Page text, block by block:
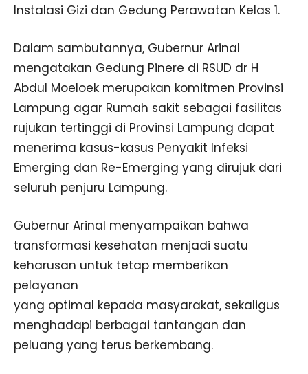
Instalasi Gizi dan Gedung Perawatan Kelas 1.
Dalam sambutannya, Gubernur Arinal
mengatakan Gedung Pinere di RSUD dr H
Abdul Moeloek merupakan komitmen Provinsi
Lampung agar Rumah sakit sebagai fasilitas
rujukan tertinggi di Provinsi Lampung dapat
menerima kasus-kasus Penyakit Infeksi
Emerging dan Re-Emerging yang dirujuk dari
seluruh penjuru Lampung.
Gubernur Arinal menyampaikan bahwa
transformasi kesehatan menjadi suatu
keharusan untuk tetap memberikan
pelayanan
yang optimal kepada masyarakat, sekaligus
menghadapi berbagai tantangan dan
peluang yang terus berkembang.